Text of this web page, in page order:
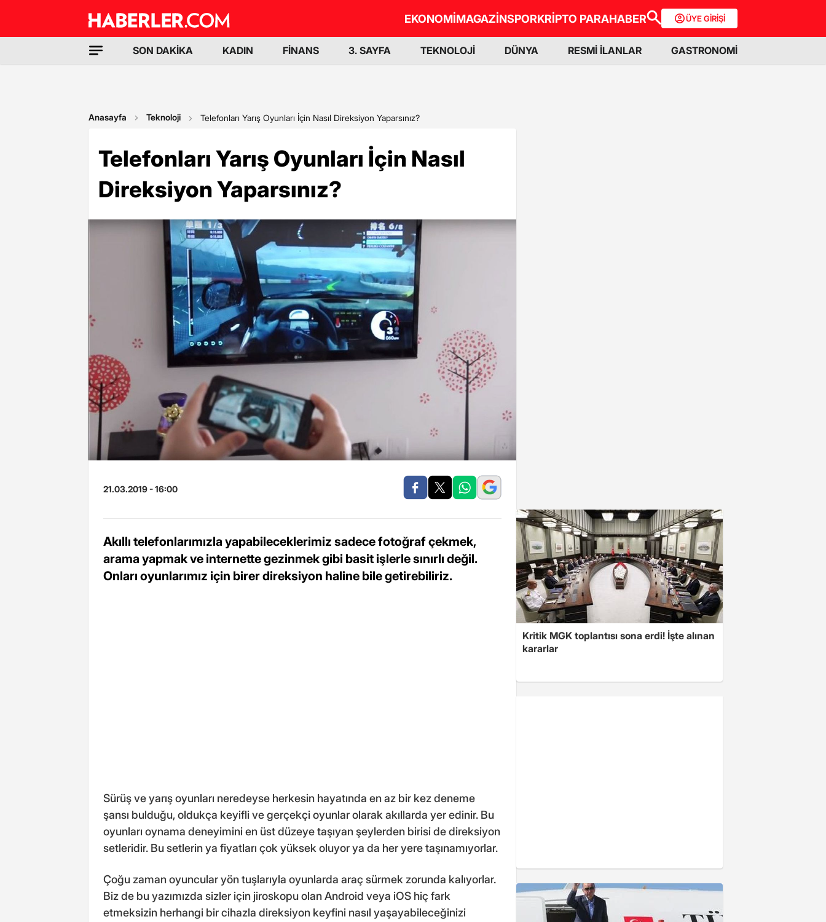
EKONOMİMAGAZİNSPORKRİPTO PARAHABER ÜYE GİRİŞİ
SON DAKİKA KADIN FİNANS 3. SAYFA TEKNOLOJİ DÜNYA RESMİ İLANLAR GASTRONOMİ
Anasayfa Teknoloji Telefonları Yarış Oyunları İçin Nasıl Direksiyon Yaparsınız?
Telefonları Yarış Oyunları İçin Nasıl
Direksiyon Yaparsınız?
21.03.2019 - 16:00
Akıllı telefonlarımızla yapabileceklerimiz sadece fotoğraf çekmek,
arama yapmak ve internette gezinmek gibi basit işlerle sınırlı değil.
Onları oyunlarımız için birer direksiyon haline bile getirebiliriz.
Sürüş ve yarış oyunları neredeyse herkesin hayatında en az bir kez deneme
şansı bulduğu, oldukça keyifli ve gerçekçi oyunlar olarak akıllarda yer edinir. Bu
oyunları oynama deneyimini en üst düzeye taşıyan şeylerden birisi de direksiyon
setleridir. Bu setlerin ya fiyatları çok yüksek oluyor ya da her yere taşınamıyorlar.
Çoğu zaman oyuncular yön tuşlarıyla oyunlarda araç sürmek zorunda kalıyorlar.
Biz de bu yazımızda sizler için jiroskopu olan Android veya iOS hiç fark
etmeksizin herhangi bir cihazla direksiyon keyfini nasıl yaşayabileceğinizi
Kritik MGK toplantısı sona erdi! İşte alınan
kararlar